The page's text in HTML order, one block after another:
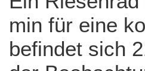
min für eine
befindet sich